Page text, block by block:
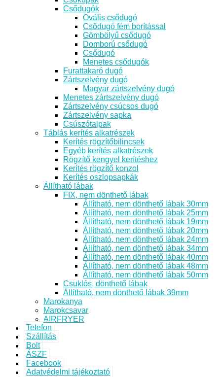
Csődugók
Ovális csődugó
Csődugó fém borítással
Gömbölyű csődugó
Domború csődugó
Csődugó
Menetes csődugók
Furattakaró dugó
Zártszelvény dugó
Magyar zártszelvény dugó
Menetes zártszelvény dugó
Zártszelvény csúcsos dugó
Zártszelvény sapka
Csúszótalpak
Táblás kerítés alkatrészek
Kerítés rögzítőbilincsek
Egyéb kerítés alkatrészek
Rögzítő kengyel kerítéshez
Kerítés rögzítő konzol
Kerítés oszlopsapkák
Állítható lábak
FIX, nem dönthető lábak
Állítható, nem dönthető lábak 30mm
Állítható, nem dönthető lábak 25mm
Állítható, nem dönthető lábak 19mm
Állítható, nem dönthető lábak 20mm
Állítható, nem dönthető lábak 24mm
Állítható, nem dönthető lábak 34mm
Állítható, nem dönthető lábak 40mm
Állítható, nem dönthető lábak 48mm
Állítható, nem dönthető lábak 50mm
Csuklós, dönthető lábak
Állítható, nem dönthető lábak 39mm
Marokanya
Marokcsavar
AIRFRYER
Telefon
Szállítás
Bolt
ÁSZF
Facebook
Adatvédelmi tájékoztató